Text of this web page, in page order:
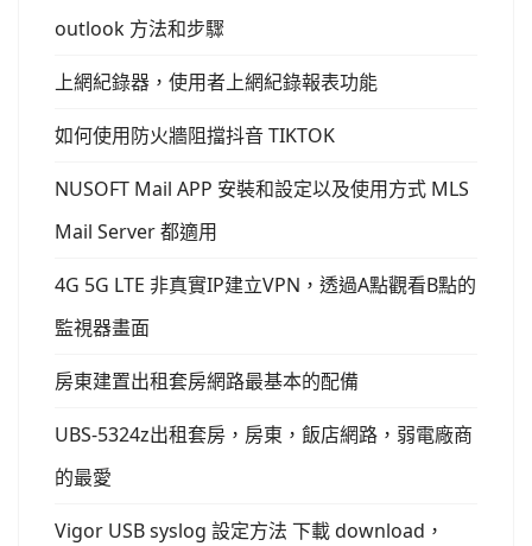
outlook 方法和步驟
上網紀錄器，使用者上網紀錄報表功能
如何使用防火牆阻擋抖音 TIKTOK
NUSOFT Mail APP 安裝和設定以及使用方式 MLS
Mail Server 都適用
4G 5G LTE 非真實IP建立VPN，透過A點觀看B點的
監視器畫面
房東建置出租套房網路最基本的配備
UBS-5324z出租套房，房東，飯店網路，弱電廠商
的最愛
Vigor USB syslog 設定方法 下載 download，